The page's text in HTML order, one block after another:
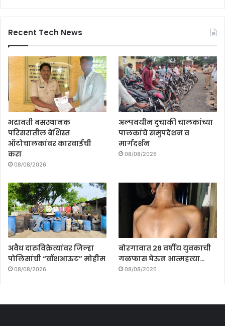
Recent Tech News
भद्रावती बसस्थानक
परिसरातील बेशिस्त
ऑटोचालकांवर कारवाईची
करा
08/08/2026
अल्पवयीन दुचाकी चालकांच्या
पालकांचे समुपदेशन व
मार्गदर्शन
08/08/2026
अवैध दारुविक्रेत्यांवर जिल्हा
पोलिसांची “वॉशआऊट” मोहीम
08/08/2026
बोरगावात २८ वर्षीय युवकाची
गळफास घेऊन आत्महत्या…
08/08/2026